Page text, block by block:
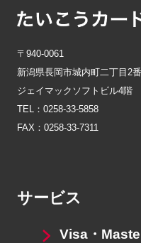
〒940-0061
新潟県長岡市城内町二丁目2
ジェイマックソフトビル4階
TEL：0258-33-5858
FAX：0258-33-7311
サービス
Visa・